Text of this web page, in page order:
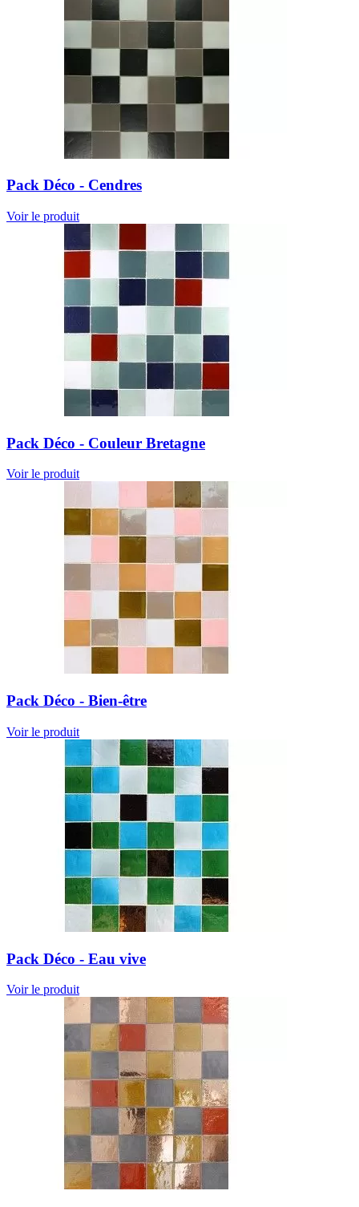
Pack Déco - Cendres
Voir le produit
Pack Déco - Couleur Bretagne
Voir le produit
Pack Déco - Bien-être
Voir le produit
Pack Déco - Eau vive
Voir le produit